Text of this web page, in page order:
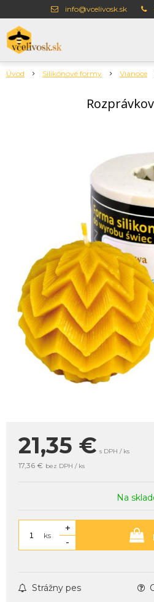
info@vcelivosk.sk
Úvod Silikónové formy Vianoce
21,35 € s DPH / ks
17,36 € bez DPH / ks
Na
ks
+
-
Strážny pes